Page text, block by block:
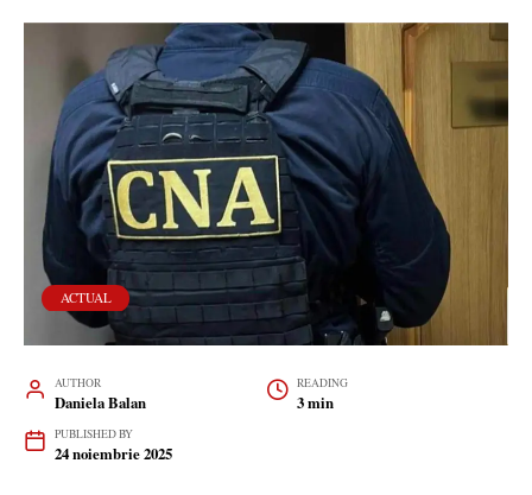
ACTUAL
AUTHOR
Daniela Balan
READING
3 min
PUBLISHED BY
24 noiembrie 2025